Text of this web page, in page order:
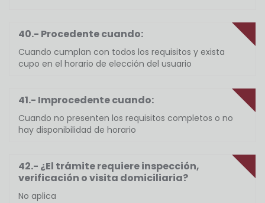
40.- Procedente cuando:
Cuando cumplan con todos los requisitos y exista
cupo en el horario de elección del usuario
41.- Improcedente cuando:
Cuando no presenten los requisitos completos o no
hay disponibilidad de horario
42.- ¿El trámite requiere inspección,
verificación o visita domiciliaria?
No aplica